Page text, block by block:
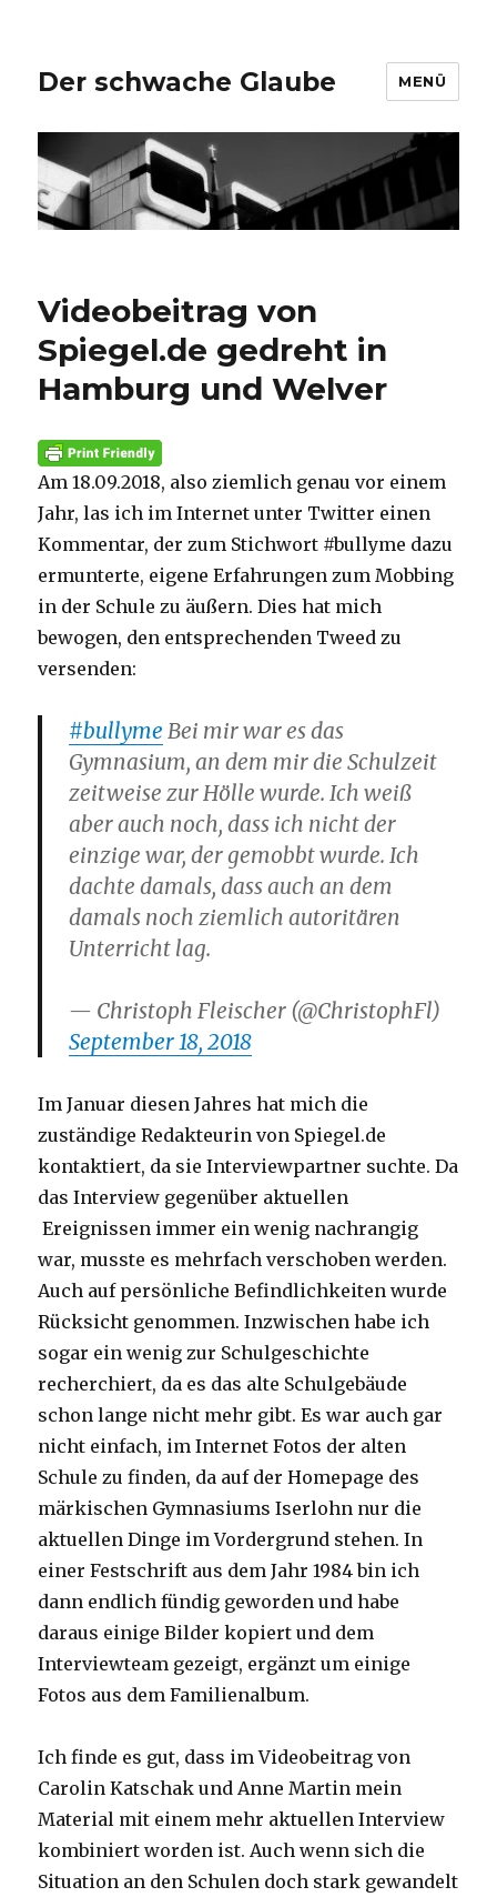
Der schwache Glaube MENÜ
Videobeitrag von
Spiegel.de gedreht in
Hamburg und Welver
Am 18.09.2018, also ziemlich genau vor einem
Jahr, las ich im Internet unter Twitter einen
Kommentar, der zum Stichwort #bullyme dazu
ermunterte, eigene Erfahrungen zum Mobbing
in der Schule zu äußern. Dies hat mich
bewogen, den entsprechenden Tweed zu
versenden:
#bullyme Bei mir war es das
Gymnasium, an dem mir die Schulzeit
zeitweise zur Hölle wurde. Ich weiß
aber auch noch, dass ich nicht der
einzige war, der gemobbt wurde. Ich
dachte damals, dass auch an dem
damals noch ziemlich autoritären
Unterricht lag.
— Christoph Fleischer (@ChristophFl)
September 18, 2018
Im Januar diesen Jahres hat mich die
zuständige Redakteurin von Spiegel.de
kontaktiert, da sie Interviewpartner suchte. Da
das Interview gegenüber aktuellen
Ereignissen immer ein wenig nachrangig
war, musste es mehrfach verschoben werden.
Auch auf persönliche Befindlichkeiten wurde
Rücksicht genommen. Inzwischen habe ich
sogar ein wenig zur Schulgeschichte
recherchiert, da es das alte Schulgebäude
schon lange nicht mehr gibt. Es war auch gar
nicht einfach, im Internet Fotos der alten
Schule zu finden, da auf der Homepage des
märkischen Gymnasiums Iserlohn nur die
aktuellen Dinge im Vordergrund stehen. In
einer Festschrift aus dem Jahr 1984 bin ich
dann endlich fündig geworden und habe
daraus einige Bilder kopiert und dem
Interviewteam gezeigt, ergänzt um einige
Fotos aus dem Familienalbum.
Ich finde es gut, dass im Videobeitrag von
Carolin Katschak und Anne Martin mein
Material mit einem mehr aktuellen Interview
kombiniert worden ist. Auch wenn sich die
Situation an den Schulen doch stark gewandelt